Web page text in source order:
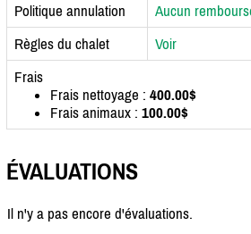
Politique annulation
Aucun
Règles du chalet
Voir
Frais
Frais nettoyage : 400.00$
Frais animaux : 100.00$
ÉVALUATIONS
Il n'y a pas encore d'évaluations.